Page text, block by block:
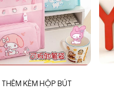
KÈM HỘP BÚT